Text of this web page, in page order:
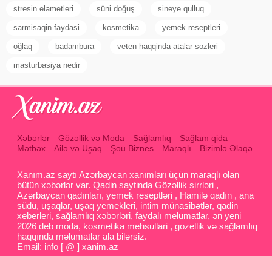
stresin elametleri süni doğuş sineye qulluq
sarmisaqin faydasi kosmetika yemek reseptleri
oğlaq badambura veten haqqinda atalar sozleri
masturbasiya nedir
Xəbərlər Gözəllik və Moda Sağlamlıq
Sağlam qida
Mətbəx
Ailə və Uşaq Şou Biznes Maraqlı Bizimlə Əlaqə
Xanım.az saytı Azərbaycan xanımları üçün maraqlı olan
bütün xəbərlər var. Qadin saytinda Gözəllik sirrləri ,
Azərbaycan qadınları, yemek reseptləri , Hamilə qadın , ana
südü, uşaqlar, uşaq yemekleri, intim münasibətlər, qadin
xeberleri, sağlamlıq xəbərləri, faydalı melumatlar, ən yeni
2026 deb moda, kosmetika mehsullari , gozellik və sağlamlıq
haqqında məlumatlar ala bilərsiz.
Email: info [ @ ] xanim.az